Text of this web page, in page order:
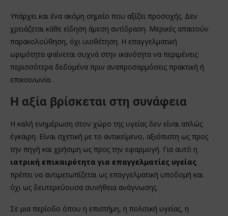
Υπάρχει και ένα ακόμη σημείο που αξίζει προσοχής. Δεν
χρειάζεται κάθε είδηση άμεση αντίδραση. Μερικές απαιτούν
παρακολούθηση, όχι υιοθέτηση. Η επαγγελματική
ωριμότητα φαίνεται συχνά στην ικανότητα να περιμένεις
περισσότερα δεδομένα πριν αναπροσαρμόσεις πρακτική ή
επικοινωνία.
Η αξία βρίσκεται στη συνάφεια
Η καλή ενημέρωση στον χώρο της υγείας δεν είναι απλώς
έγκαιρη. Είναι σχετική με το αντικείμενο, αξιόπιστη ως προς
την πηγή και χρήσιμη ως προς την εφαρμογή. Για αυτό η
ιατρική επικαιρότητα για επαγγελματίες υγείας
πρέπει να αντιμετωπίζεται ως επαγγελματική υποδομή και
όχι ως δευτερεύουσα συνήθεια ανάγνωσης.
Σε μια περίοδο όπου η επιστήμη, η πολιτική υγείας, η